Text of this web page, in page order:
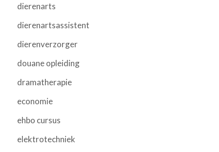
dierenarts
dierenartsassistent
dierenverzorger
douane opleiding
dramatherapie
economie
ehbo cursus
elektrotechniek